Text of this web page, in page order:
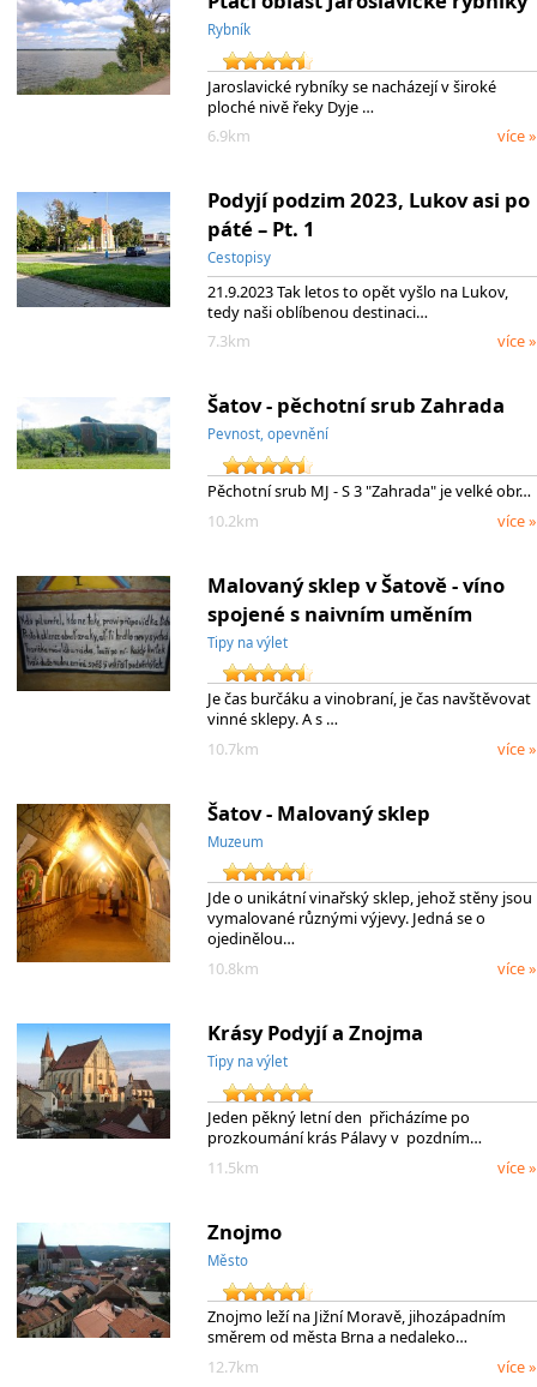
Rybník
Jaroslavické rybníky se nacházejí v široké
ploché nivě řeky Dyje …
6.9km
více »
Podyjí podzim 2023, Lukov asi po
páté – Pt. 1
Cestopisy
21.9.2023 Tak letos to opět vyšlo na Lukov,
tedy naši oblíbenou destinaci…
7.3km
více »
Šatov - pěchotní srub Zahrada
Pevnost, opevnění
Pěchotní srub MJ - S 3 "Zahrada" je velké obr…
10.2km
více »
Malovaný sklep v Šatově - víno
spojené s naivním uměním
Tipy na výlet
Je čas burčáku a vinobraní, je čas navštěvovat
vinné sklepy. A s …
10.7km
více »
Šatov - Malovaný sklep
Muzeum
Jde o unikátní vinařský sklep, jehož stěny jsou
vymalované různými výjevy. Jedná se o
ojedinělou…
10.8km
více »
Krásy Podyjí a Znojma
Tipy na výlet
Jeden pěkný letní den přicházíme po
prozkoumání krás Pálavy v pozdním…
11.5km
více »
Znojmo
Město
Znojmo leží na Jižní Moravě, jihozápadním
směrem od města Brna a nedaleko…
12.7km
více »